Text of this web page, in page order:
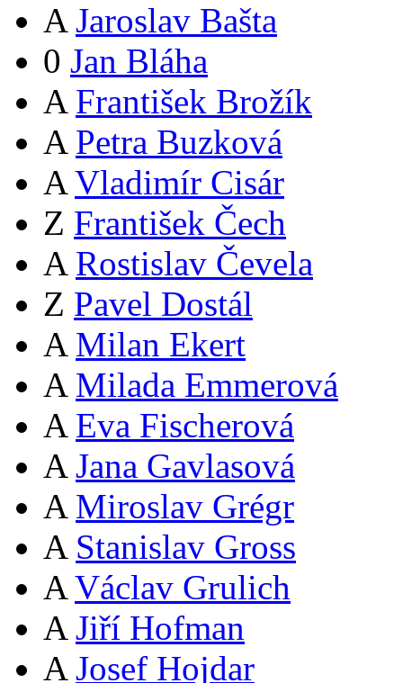
A Jaroslav Bašta
0 Jan Bláha
A František Brožík
A Petra Buzková
A Vladimír Cisár
Z František Čech
A Rostislav Čevela
Z Pavel Dostál
A Milan Ekert
A Milada Emmerová
A Eva Fischerová
A Jana Gavlasová
A Miroslav Grégr
A Stanislav Gross
A Václav Grulich
A Jiří Hofman
A Josef Hojdar